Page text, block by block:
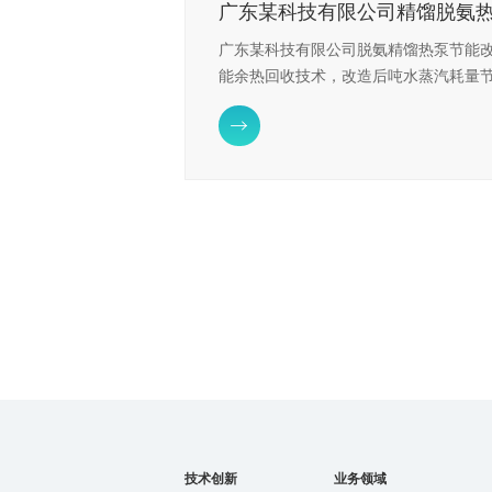
广东某科技有限公司精馏脱氨
广东某科技有限公司脱氨精馏热泵节能
能余热回收技术，改造后吨水蒸汽耗量
60%，碳排放量减少约52%，每年为客
元。

技术创新 业务领域